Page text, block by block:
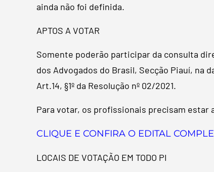
ainda não foi definida.
APTOS A VOTAR
Somente poderão participar da consulta
dos Advogados do Brasil, Secção Piauí, na
Art.14, §1º da Resolução nº 02/2021.
Para votar, os profissionais precisam
CLIQUE E CONFIRA O EDITAL
LOCAIS DE VOTAÇÃO EM TODO PI